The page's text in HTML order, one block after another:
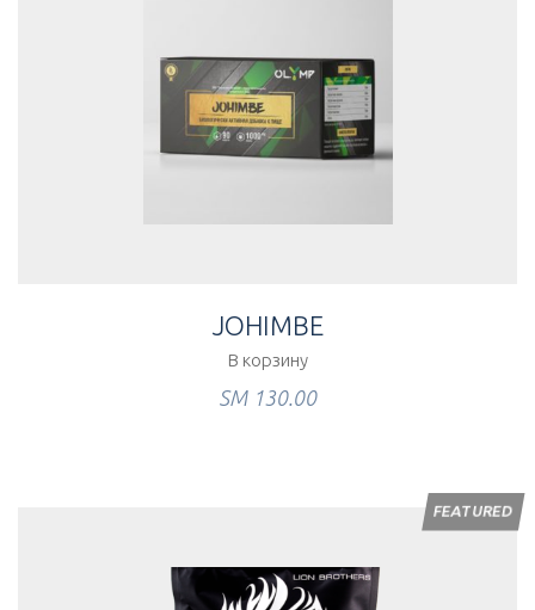
JOHIMBE
В корзину
ЅМ130.00
FEATURED